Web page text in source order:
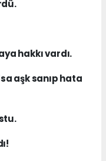
hakkı vardı.
aşk sanıp hata